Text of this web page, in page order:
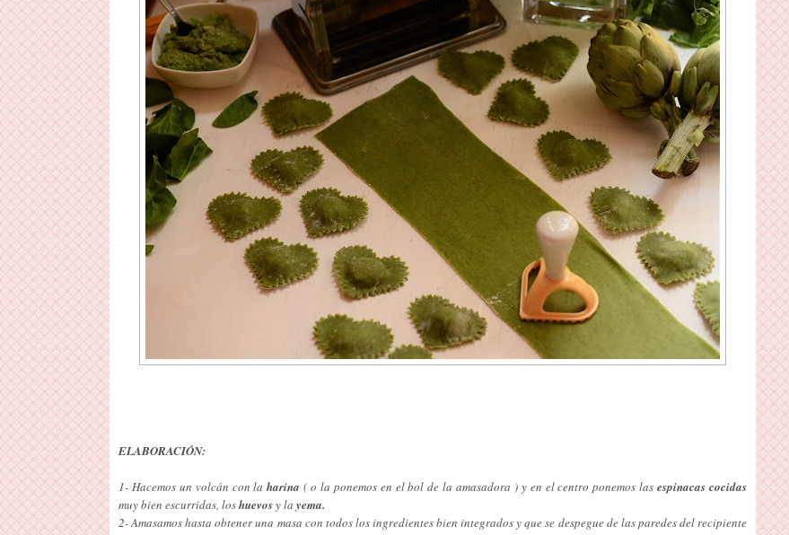
ELABORACIÓN:
1- Hacemos un volcán con laharina ( o la ponemos en el bol de la amasadora ) y en el centro ponemos lasespinacas cocidas
muy bien escurridas, loshuevosy la yema.
2- Amasamos hasta obtener una masa con todos los ingredientes bien integrados y que se despegue de las paredes del recipiente